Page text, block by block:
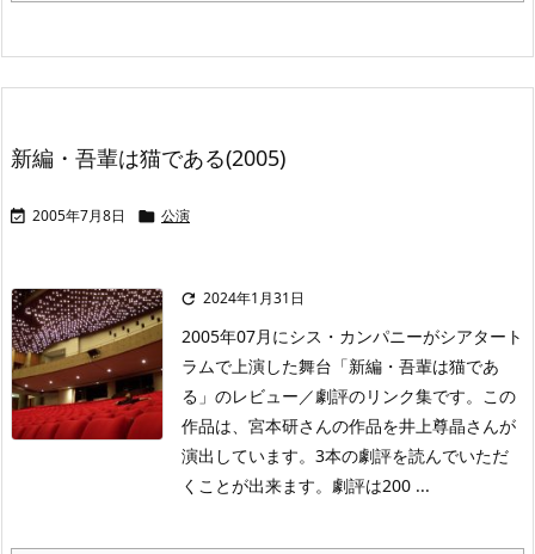
新編・吾輩は猫である(2005)
 2005年7月8日  公演
 2024年1月31日
2005年07月にシス・カンパニーがシアタート
ラムで上演した舞台「新編・吾輩は猫であ
る」のレビュー／劇評のリンク集です。この
作品は、宮本研さんの作品を井上尊晶さんが
演出しています。3本の劇評を読んでいただ
くことが出来ます。劇評は200 ...